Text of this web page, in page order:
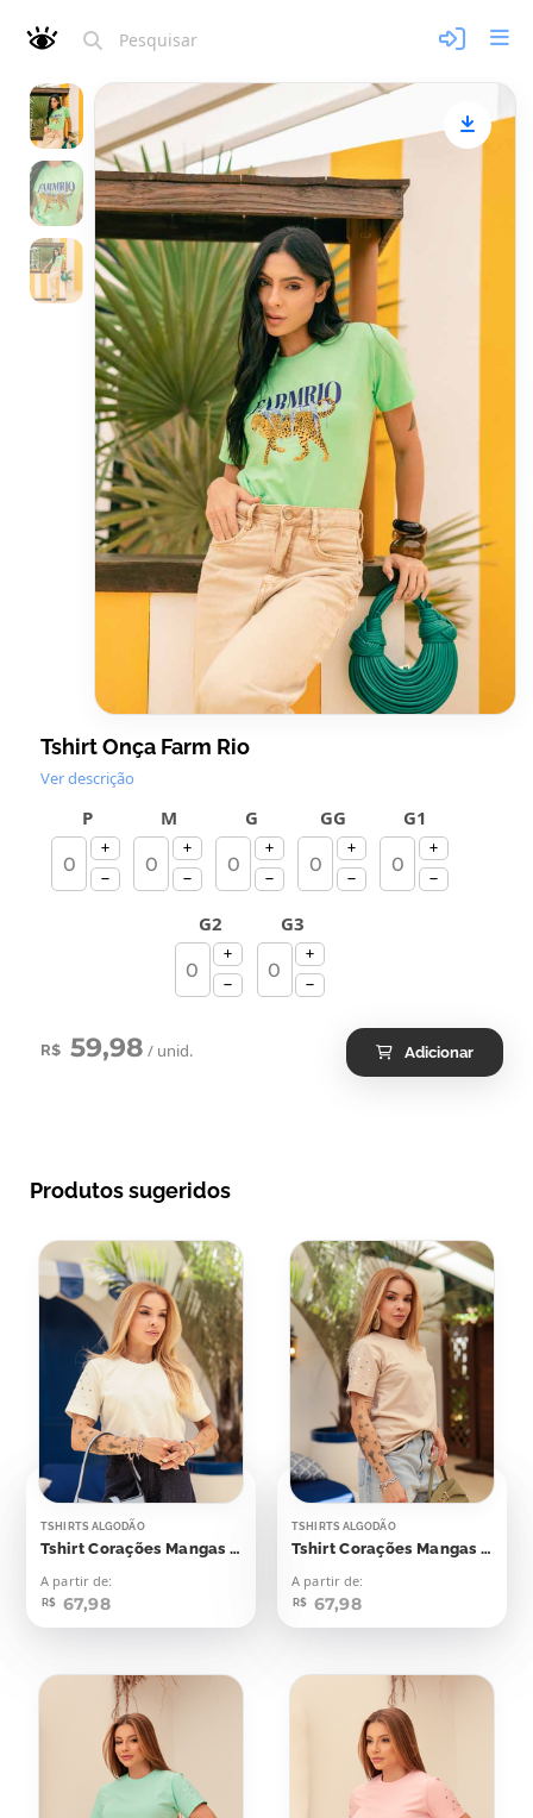
Tshirt Onça Farm Rio
Ver descrição
P M G GG G1
G2 G3
R$ 59,98 / unid. Adicionar
Produtos sugeridos
TSHIRTS ALGODÃO
Tshirt Corações Mangas Aplicação
A partir de:
R$ 67,98
TSHIRTS ALGODÃO
Tshirt Corações Mangas Aplicação
A partir de:
R$ 67,98